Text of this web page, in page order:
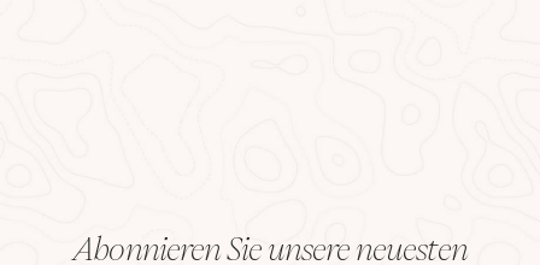
Abonnieren Sie unsere neuesten